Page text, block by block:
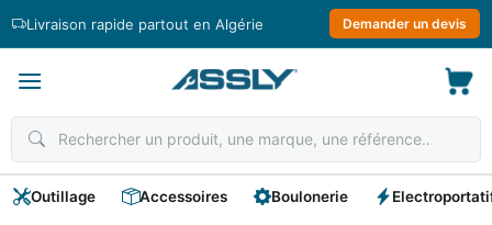
Livraison rapide partout en Algérie Demander un devis
Outillage Accessoires Boulonerie